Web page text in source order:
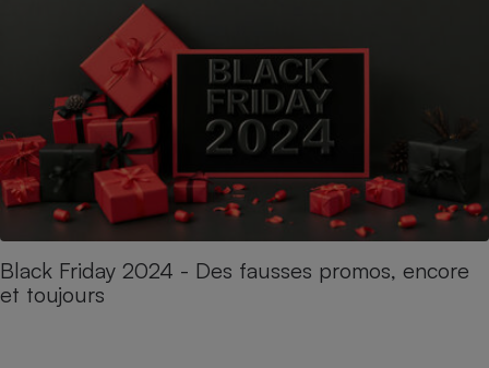
Black Friday 2024 - Des fausses promos, encore
et toujours